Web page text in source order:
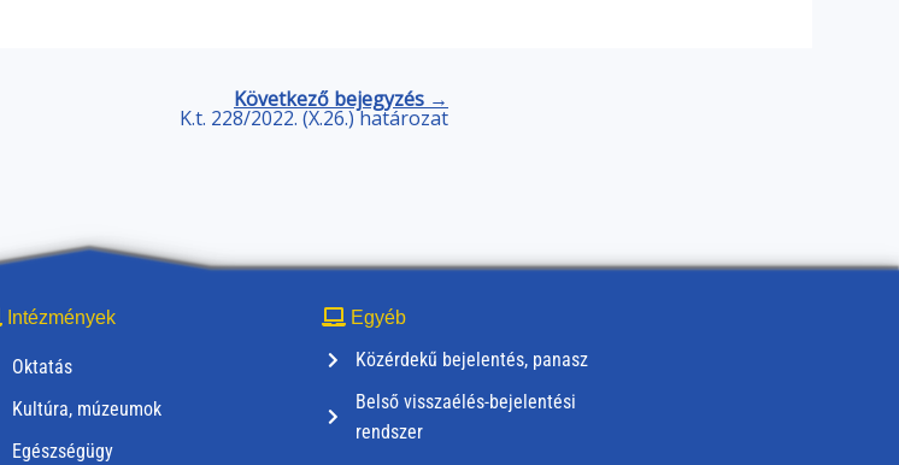
Következő bejegyzés →
K.t. 228/2022. (X.26.) határozat
Intézmények
Oktatás
Kultúra, múzeumok
Egészségügy
Egyéb
Közérdekű bejelentés, panasz
Belső visszaélés-bejelentési
rendszer